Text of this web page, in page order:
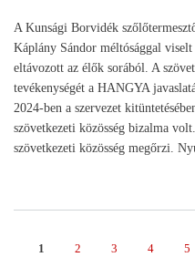
A Kunsági Borvidék
Káplány Sándor méltósággal
eltávozott az élők sorából. A
tevékenységét a HANGYA
2024-ben a szervezet
szövetkezeti közösség bizalma
szövetkezeti közösség megőrzi.
Page
1 Page
2 Page
3 Page
4 5